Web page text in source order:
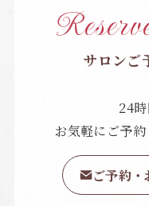
サロンご
24時
お気軽にご予約
ご予約・